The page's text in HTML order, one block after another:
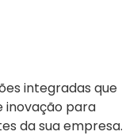
integradas que
inovação para
da sua empresa.